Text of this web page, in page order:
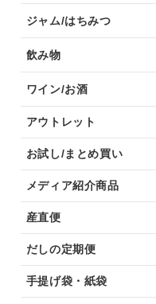
ジャム/はちみつ
飲み物
ワイン/お酒
アウトレット
お試し/まとめ買い
メディア紹介商品
産直便
だしの定期便
手提げ袋・紙袋